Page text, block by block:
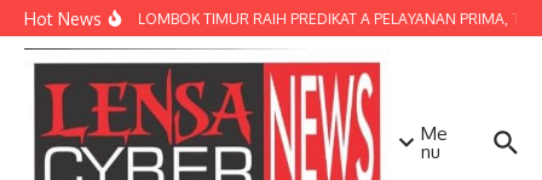
Lewati ke konten
Hot NewsPOLRES LOMBOK TIMUR RAIH PREDIKAT A PELAYANAN PRIMA,
Me
nu